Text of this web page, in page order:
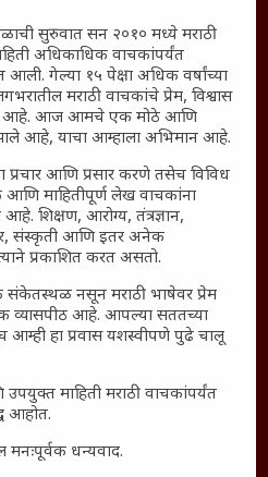
– घरच्या घरी मिळवा प्राथमिक
हरवली?
: स्वराज्याच्या वैभवशाली इतिहासाचे
चाललेली संवेदनशीलता : आजच्या
सुरुवात सन २०१० मध्ये मराठी
अधिकाधिक वाचकांपर्यंत
आली. गेल्या १५ पेक्षा अधिक वर्षांच्या
मराठी वाचकांचे प्रेम, विश्वास
आहे. आज आमचे एक मोठे आणि
झाले आहे, याचा आम्हाला अभिमान आहे.
प्रचार आणि प्रसार करणे तसेच विविध
आणि माहितीपूर्ण लेख वाचकांना
शिक्षण, आरोग्य, तंत्रज्ञान,
संस्कृती आणि इतर अनेक
प्रकाशित करत असतो.
नसून मराठी भाषेवर प्रेम
व्यासपीठ आहे. आपल्या सततच्या
आम्ही हा प्रवास यशस्वीपणे पुढे चालू
उपयुक्त माहिती मराठी वाचकांपर्यंत
आहोत.
मनःपूर्वक धन्यवाद.